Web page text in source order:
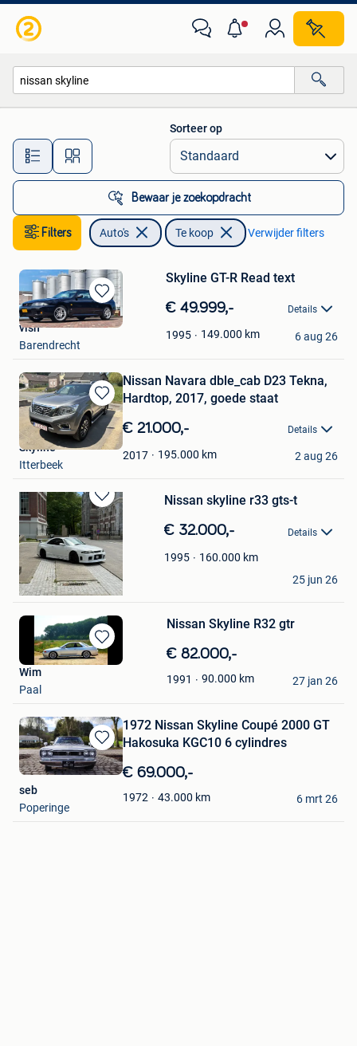
Alle afstanden…
Sorteer op
Bewaar je zoekopdracht
Filters Auto's Te koop Verwijder filters
Bewaren
in
Skyline GT-R Read text
€ 49.999,- Details
1995 149.000 km
vish
Barendrecht
6 aug 26
Bewaren
in
Mijn
Favorieten
Nissan Navara dble_cab D23 Tekna,
Hardtop, 2017, goede staat
€ 21.000,- Details
2017 195.000 km
Skyline
Itterbeek
2 aug 26
Bewaren
in
Mijn
Favorieten
Nissan skyline r33 gts-t
€ 32.000,- Details
1995 160.000 km
Gregory Kesetzis
Genk
25 jun 26
Bewaren
in
Nissan Skyline R32 gtr
€ 82.000,-
1991 90.000 km
Wim
Paal
27 jan 26
Bewaren
in
Favorieten
1972 Nissan Skyline Coupé 2000 GT
Hakosuka KGC10 6 cylindres
€ 69.000,-
1972 43.000 km
seb
Poperinge
6 mrt 26